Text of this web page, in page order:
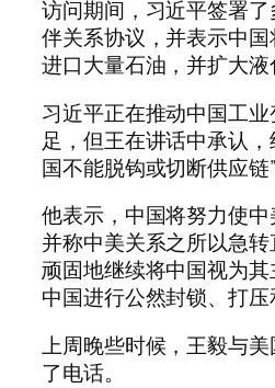
访问期间，习近平签署
伴关系协议，并表示中
进口大量石油，并扩大液
习近平正在推动中国工
足，但王在讲话中承认
国不能脱钩或切断供应链”
他表示，中国将努力使中
并称中美关系之所以急转
顽固地继续将中国视为
中国进行公然封锁、打压
上周晚些时候，王毅与
了电话。